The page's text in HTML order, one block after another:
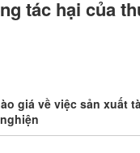
tác hại của
giá về việc sản xuất